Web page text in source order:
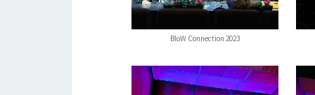
BloW Connection 2023